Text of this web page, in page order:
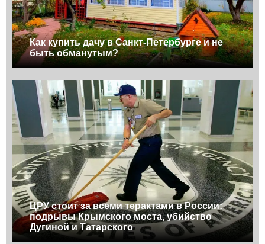
Как купить дачу в Санкт-Петербурге и не
быть обманутым?
ЦРУ стоит за всеми терактами в России:
подрывы Крымского моста, убийство
Дугиной и Татарского